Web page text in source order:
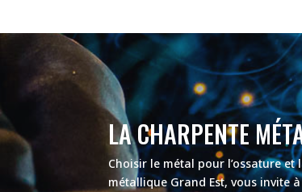
LA CHARPENTE
Choisir le métal pour l’ossature
métallique Grand Est, vous invite